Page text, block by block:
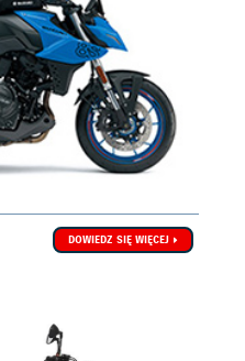
DOWIEDZ SIĘ WIĘCEJ